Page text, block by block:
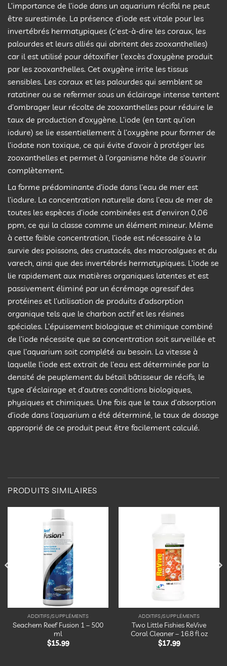
L’importance de l’iode dans un aquarium récifal ne peut
être surestimée. La présence d’iode est vitale pour les
invertébrés hermatypiques (c’est-à-dire les coraux, les
palourdes et leurs alliés qui abritent des zooxanthelles)
car il est utilisé pour détoxifier l’excès d’oxygène produit
par les zooxanthelles. Cet oxygène irrite les tissus
sensibles. Les coraux et les palourdes qui semblent se
ratatiner ou se refermer sous un éclairage intense tentent
d’ombrager leur récolte de zooxanthelles pour réduire le
taux de production d’oxygène. L’iode (en tant qu’ion
iodure) se lie essentiellement à l’oxygène pour former de
l’iodate non toxique, ce qui évite d’avoir à protéger les
zooxanthelles et permet à l’organisme hôte de s’ouvrir
complètement.
La forme prédominante d’iode dans l’eau de mer est
l’iodure. La concentration naturelle dans l’eau de mer de
toutes les espèces d’iode combinées est d’environ 0,06
ppm, ce qui la classe comme un élément mineur. Même
à cette faible concentration, l’iode est nécessaire à la
survie des poissons, des crustacés, des macroalgues et du
varech, ainsi que des invertébrés hermatypiques. L’iode se
lie rapidement aux matières organiques latentes et est
passivement éliminé par un écrémage agressif des
protéines et l’utilisation de produits d’adsorption
organique tels que le charbon actif et les résines
spéciales. L’épuisement biologique et chimique combiné
de l’iode nécessite que sa concentration soit surveillée et
que l’aquarium soit complété au besoin. La vitesse à
laquelle l’iode est extrait de l’eau est déterminée par la
densité de peuplement du bétail bâtisseur de récifs, le
type d’éclairage et d’autres conditions biologiques,
physiques et chimiques. Une fois que le taux d’absorption
d’iode dans l’aquarium a été déterminé, le taux de dosage
approprié de ce produit peut être facilement calculé.
PRODUITS SIMILAIRES
ADDITIFS/SUPPLÉMENTS
Seachem Reef Fusion 1 – 500
ml
$15.99
ADDITIFS/SUPPLÉMENTS
Two Little Fishies ReVive
Coral Cleaner – 16.8 fl oz
$17.99